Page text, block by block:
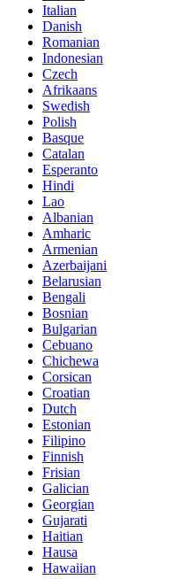
Italian
Danish
Romanian
Indonesian
Czech
Afrikaans
Swedish
Polish
Basque
Catalan
Esperanto
Hindi
Lao
Albanian
Amharic
Armenian
Azerbaijani
Belarusian
Bengali
Bosnian
Bulgarian
Cebuano
Chichewa
Corsican
Croatian
Dutch
Estonian
Filipino
Finnish
Frisian
Galician
Georgian
Gujarati
Haitian
Hausa
Hawaiian